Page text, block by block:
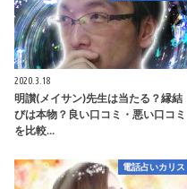
2020.3.18
明讃(メイサン)先生は当たる？縁結
びは本物？良い口コミ・悪い口コミ
を比較…
電話占いカリス